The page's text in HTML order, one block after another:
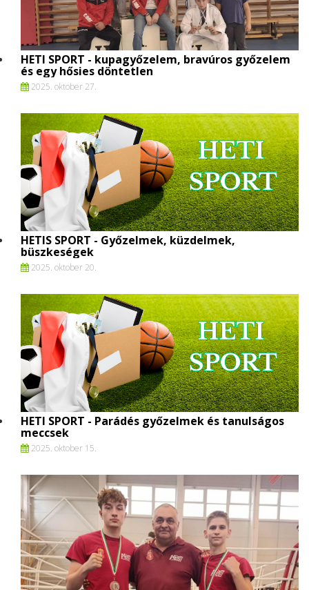
HETI SPORT - kupagyőzelem, bravúros győzelem
és egy hősies döntetlen
2025. oktober 27.
HETIS SPORT - Győzelmek, küzdelmek,
büszkeségek
2025. oktober 20.
HETI SPORT - Parádés győzelmek és tanulságos
meccsek
2025. oktober 15.